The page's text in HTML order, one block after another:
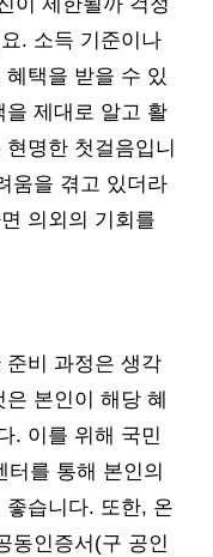
이 제한될까 걱정
. 소득 기준이나
택을 받을 수 있
을 제대로 알고 활
명한 첫걸음입니
움을 겪고 있더라
의외의 기회를
준비 과정은 생각
본인이 해당 혜
. 이를 위해 국민
를 통해 본인의
습니다. 또한, 온
동인증서(구 공인